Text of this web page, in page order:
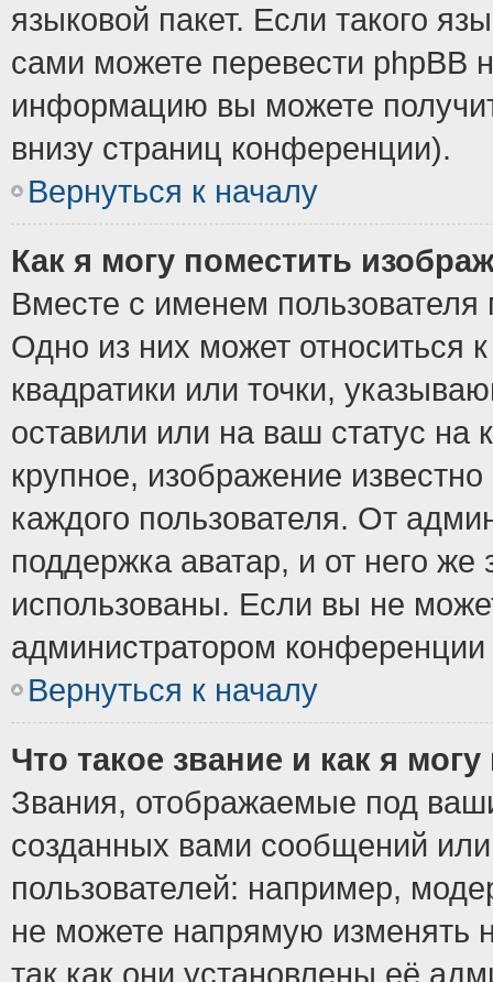
языковой пакет. Если такого
сами можете перевести phpBB
информацию вы можете
внизу страниц конференции).
Вернуться к началу
Как я могу поместить
Вместе с именем пользователя
Одно из них может относиться
квадратики или точки,
оставили или на ваш статус
крупное, изображение
каждого пользователя. От
поддержка аватар, и от него же
использованы. Если вы не
администратором
Вернуться к началу
Что такое звание и как я
Звания, отображаемые под
созданных вами сообщений
пользователей: например,
не можете напрямую изменять
так как они установлены её